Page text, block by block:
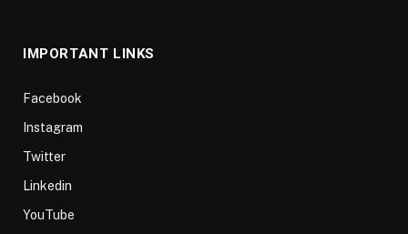
IMPORTANT LINKS
Facebook
Instagram
Twitter
Linkedin
YouTube